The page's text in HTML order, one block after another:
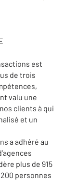
est
de trois
valu une
clients à qui
et un
a adhéré au
plus de 915
personnes